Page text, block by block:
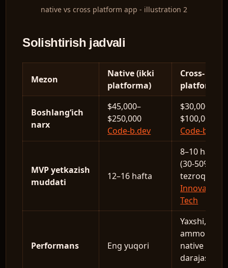
native vs cross platform app - illustration 2
Solishtirish jadvali
Mezon
Native (ikki
platforma)
Cross-
platform
Boshlang‘ich
narx
$45,000–
$250,000
Code-b.dev
$30,000–
$100,000
Code-b.dev
MVP yetkazish
muddati
12–16 hafta
8–10 hafta
(30-50%
tezroq)
Innovaria
Tech
Performans Eng yuqori
Yaxshi,
ammo
native
darajasida